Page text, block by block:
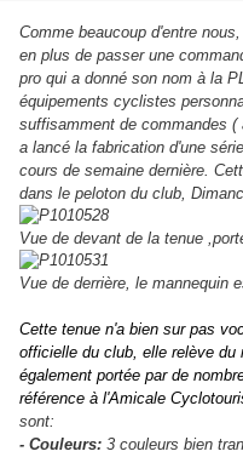
Comme beaucoup d'entre
en plus de passer une
pro qui a donné son nom à la
équipements cyclistes
suffisamment de commandes
a lancé la fabrication d'une
cours de semaine dernière.
dans le peloton du club,
Vue de devant de la tenue
Vue de derrière, le mannequin
Cette tenue n'a bien sur pas
officielle du club, elle relève du
également portée par de
référence à l'Amicale
sont:
- Couleurs: 3 couleurs bien